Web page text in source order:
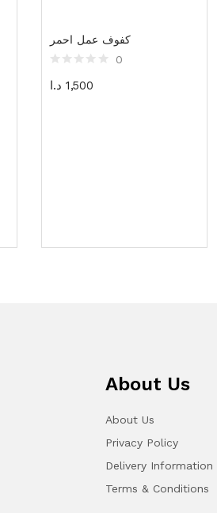
كفوف عمل احمر
0
1,500 د.ا
About Us
About Us
Privacy Policy
Delivery Information
Terms & Conditions